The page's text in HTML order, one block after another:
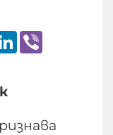
LinkedIn